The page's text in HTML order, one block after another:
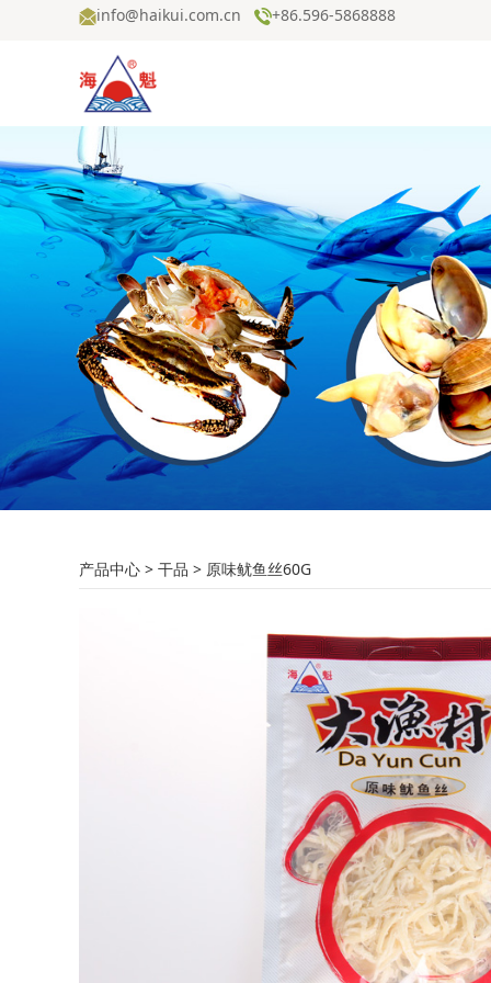
info@haikui.com.cn +86.596-5868888
原味鱿鱼丝60G
产品中心 > 干品 > 原味鱿鱼丝60G